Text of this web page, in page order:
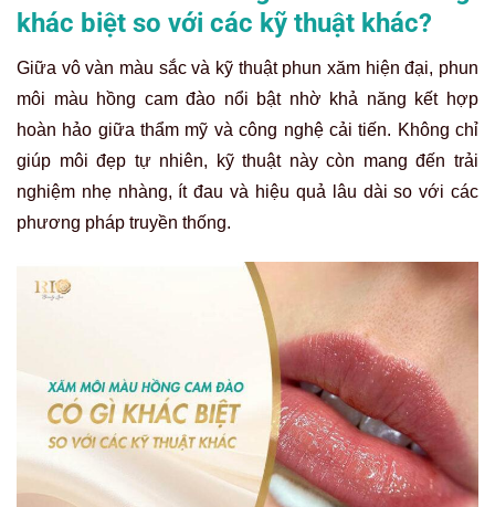
khác biệt so với các kỹ thuật khác?
Giữa vô vàn màu sắc và kỹ thuật phun xăm hiện đại, phun
môi màu hồng cam đào nổi bật nhờ khả năng kết hợp
hoàn hảo giữa thẩm mỹ và công nghệ cải tiến. Không chỉ
giúp môi đẹp tự nhiên, kỹ thuật này còn mang đến trải
nghiệm nhẹ nhàng, ít đau và hiệu quả lâu dài so với các
phương pháp truyền thống.